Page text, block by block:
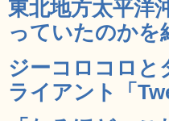
東北地方太平洋
っていたのかを
ジーコロコロと
ライアント「